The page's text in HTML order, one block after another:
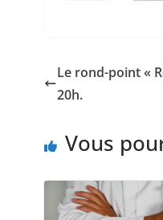
Le rond-point «
20h.
Vous